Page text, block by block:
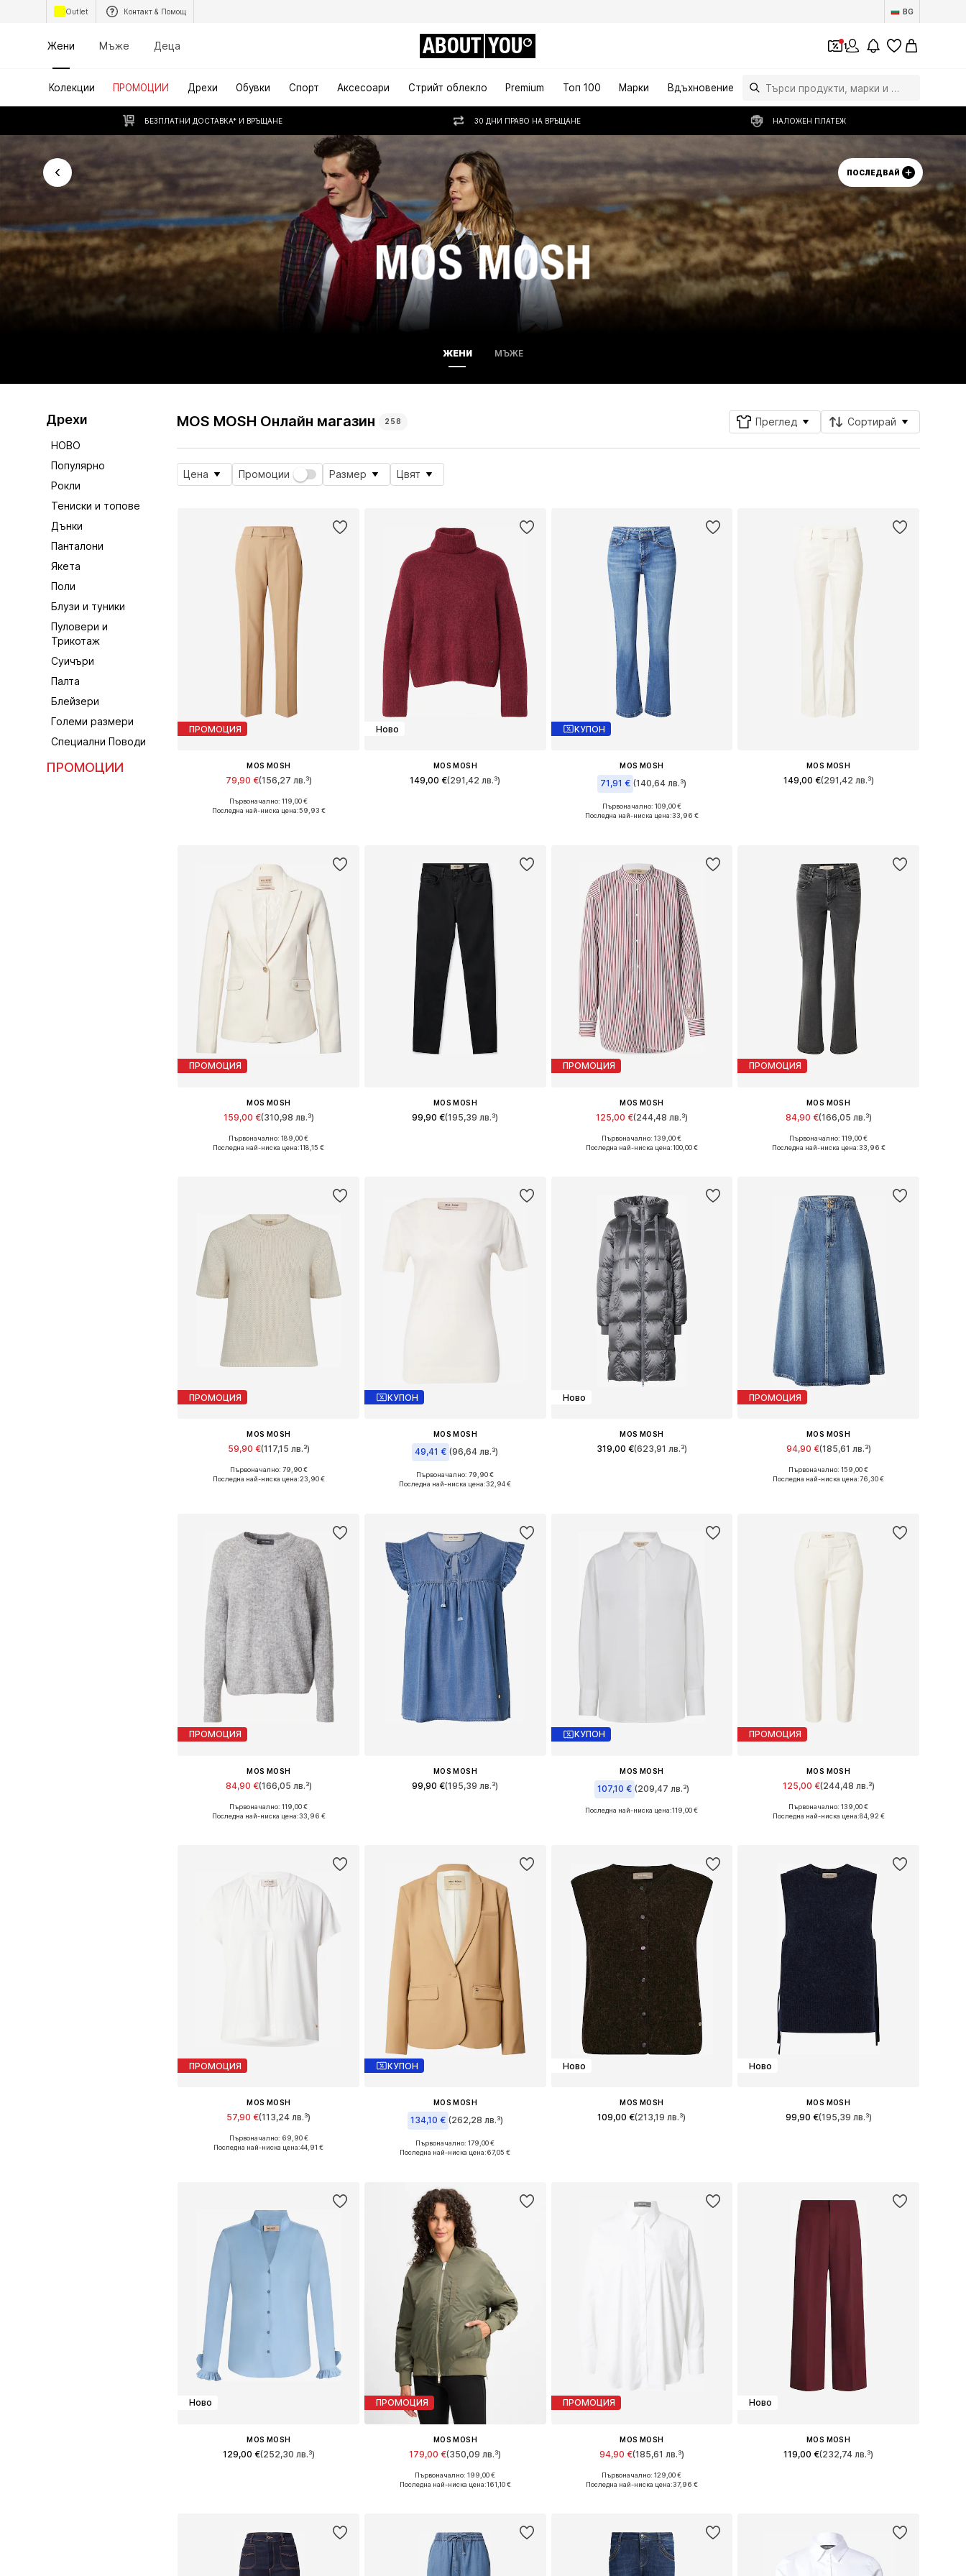
Outlet Контакт & Помощ BG
Жени Мъже Деца ABOUT YOU 1
Колекции ПРОМОЦИИ Дрехи Обувки Спорт Аксесоари Стрийт облекло Premium Топ 100 Марки Вдъхновение
БЕЗПЛАТНИ ДОСТАВКА* И ВРЪЩАНЕ 30 ДНИ ПРАВО НА ВРЪЩАНЕ НАЛОЖЕН ПЛАТЕЖ
ПОСЛЕДВАЙ
ЖЕНИ МЪЖЕ
Дрехи
НОВО
Популярно
Рокли
Тениски и топове
Дънки
Панталони
Якета
Поли
Блузи и туники
Пуловери и
Трикотаж
Суичъри
Палта
Блейзери
Големи размери
Специални Поводи
ПРОМОЦИИ
MOS MOSH Онлайн магазин 258 Преглед Сортирай
Цена Промоции Размер Цвят
ПРОМОЦИЯ
MOS MOSH
79,90 €(156,27 лв.³)
Първоначално: 119,00 €
Последна най-ниска цена:59,93 €
Ново
MOS MOSH
149,00 €(291,42 лв.³)
КУПОН
MOS MOSH
71,91 € (140,64 лв.³)
Предлага се в много размери
Първоначално: 109,00 €
Последна най-ниска цена:33,96 €
MOS MOSH
149,00 €(291,42 лв.³)
ПРОМОЦИЯ
MOS MOSH
159,00 €(310,98 лв.³)
Налични размери: 34, 36, 38, 40, 42, 44
Първоначално: 189,00 €
Последна най-ниска цена:118,15 €
MOS MOSH
99,90 €(195,39 лв.³)
ПРОМОЦИЯ
MOS MOSH
125,00 €(244,48 лв.³)
Налични размери: XS, S, M, L, XL
Първоначално: 139,00 €
Последна най-ниска цена:100,00 €
ПРОМОЦИЯ
MOS MOSH
84,90 €(166,05 лв.³)
Предлага се в много размери
Първоначално: 119,00 €
Последна най-ниска цена:33,96 €
ПРОМОЦИЯ
MOS MOSH
59,90 €(117,15 лв.³)
Налични размери: XS, S, M, L, XL
Първоначално: 79,90 €
Последна най-ниска цена:23,90 €
КУПОН
MOS MOSH
49,41 € (96,64 лв.³)
Налични размери: XS, S, M, L
Първоначално: 79,90 €
Последна най-ниска цена:32,94 €
Ново
MOS MOSH
319,00 €(623,91 лв.³)
ПРОМОЦИЯ
MOS MOSH
94,90 €(185,61 лв.³)
Налични размери: 34, 36, 38, 40
Първоначално: 159,00 €
Последна най-ниска цена:76,30 €
ПРОМОЦИЯ
MOS MOSH
84,90 €(166,05 лв.³)
+2
Налични размери: S, M, L, XL
Първоначално: 119,00 €
Последна най-ниска цена:33,96 €
MOS MOSH
99,90 €(195,39 лв.³)
КУПОН
MOS MOSH
107,10 € (209,47 лв.³)
Налични размери: XS, S, M, L, XL
Последна най-ниска цена:119,00 €
ПРОМОЦИЯ
MOS MOSH
125,00 €(244,48 лв.³)
Предлага се в много размери
Първоначално: 139,00 €
Последна най-ниска цена:84,92 €
ПРОМОЦИЯ
MOS MOSH
57,90 €(113,24 лв.³)
Налични размери: XS, S, M, L, XL
Първоначално: 69,90 €
Последна най-ниска цена:44,91 €
КУПОН
MOS MOSH
134,10 € (262,28 лв.³)
+1
Налични размери: 36, 38, 44
Първоначално: 179,00 €
Последна най-ниска цена:67,05 €
Ново
MOS MOSH
109,00 €(213,19 лв.³)
Ново
MOS MOSH
99,90 €(195,39 лв.³)
Ново
MOS MOSH
129,00 €(252,30 лв.³)
ПРОМОЦИЯ
MOS MOSH
179,00 €(350,09 лв.³)
Налични размери: XS, S, M, L
Първоначално: 199,00 €
Последна най-ниска цена:161,10 €
ПРОМОЦИЯ
MOS MOSH
94,90 €(185,61 лв.³)
Налични размери: XS, S, M
Първоначално: 129,00 €
Последна най-ниска цена:37,96 €
Ново
MOS MOSH
119,00 €(232,74 лв.³)